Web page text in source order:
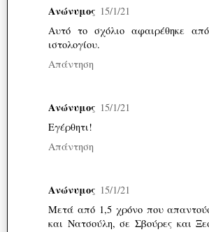
Ανώνυμος 15/1/21
Αυτό το σχόλιο αφαιρέθηκε
ιστολογίου.
Απάντηση
Ανώνυμος 15/1/21
Εγέρθητι!
Απάντηση
Ανώνυμος 15/1/21
Μετά από 1,5 χρόνο που
και Νατσούλη, σε Σβούρες και